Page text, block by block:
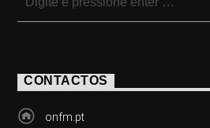
CONTACTOS
onfm.pt